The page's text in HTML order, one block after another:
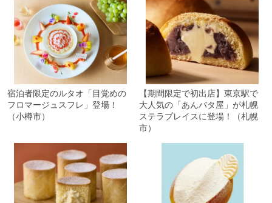
宿泊者限定のルタオ「目覚めの
フロマージュスフレ」登場！
（小樽市）
【期間限定で初出店】東京駅で
大人気の「あんバタ屋」が札幌
ステラプレイスに登場！（札幌
市）